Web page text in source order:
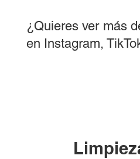
¿Quieres ver más
en Instagram,